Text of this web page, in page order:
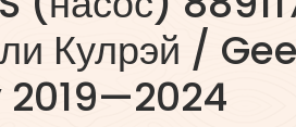
Кулрэй /